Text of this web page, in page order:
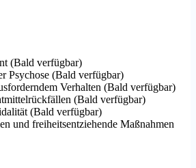
(Bald verfügbar)
Psychose (Bald verfügbar)
Verhalten (Bald verfügbar)
(Bald verfügbar)
(Bald verfügbar)
und freiheitsentziehende Maßnahmen